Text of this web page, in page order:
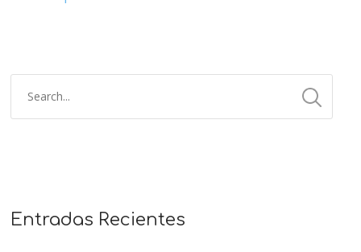
Entradas Recientes